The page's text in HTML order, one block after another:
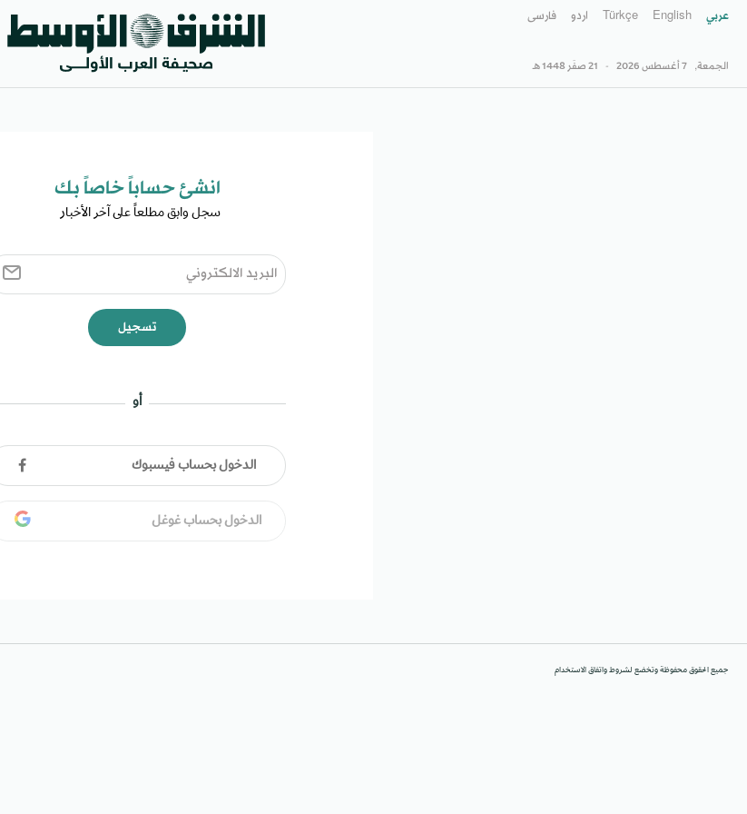
عربي English
Türkçe اردو فارسى
الجمعة, 7 أغسطس 2026 - 21 صفَر 1448 هـ
انشئ حساباً خاصاً بك​
سجل وابق مطلعاً على آخر الأخبار ​
تسجيل
أو
الدخول بحساب فيسبوك
الدخول بحساب غوغل
جميع الحقوق محفوظة وتخضع لشروط واتفاق الاستخدام